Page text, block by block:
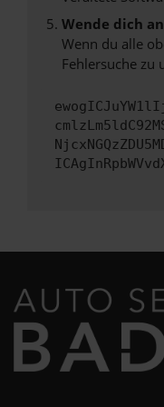
Wende dich
Wenn du alle
Fehlersuche zu